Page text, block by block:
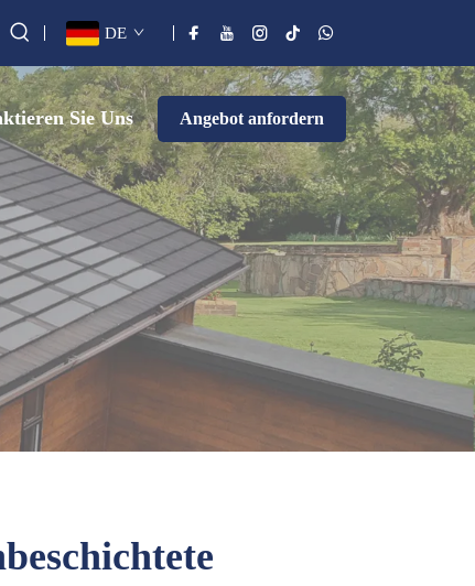
DE
Sie Uns Angebot anfordern